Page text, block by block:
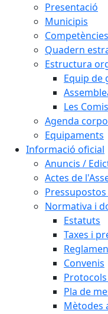
Presentació
Municipis
Competències
Quadern
Estructura
Equip de
Les
Agenda
Equipaments
Informació oficial
Anuncis /
Actes de
Normativa i
Estatuts
Taxes i
Convenis
Pla de
Mètodes